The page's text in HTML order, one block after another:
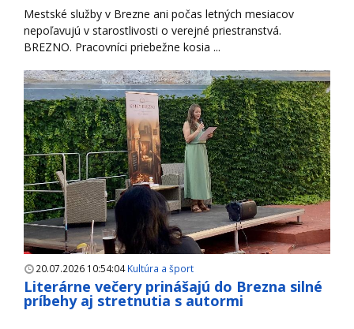
Mestské služby v Brezne ani počas letných mesiacov
nepoľavujú v starostlivosti o verejné priestranstvá.
BREZNO. Pracovníci priebežne kosia ...
20.07.2026 10:54:04Kultúra a šport
Literárne večery prinášajú do Brezna silné
príbehy aj stretnutia s autormi